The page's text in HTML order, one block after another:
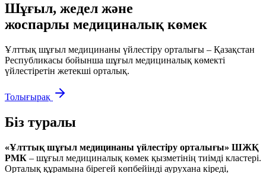
Шұғыл, жедел және
жоспарлы медициналық көмек
Ұлттық шұғыл медицинаны үйлестіру орталығы – Қазақстан
Республикасы бойынша шұғыл медициналық көмекті
үйлестіретін жетекші орталық.
Толығырақ
Біз туралы
«Ұлттық шұғыл медицинаны үйлестіру орталығы» ШЖҚ
РМК – шұғыл медициналық көмек қызметінің тиімді кластері.
Орталық құрамына бірегей көпбейінді аурухана кіреді,